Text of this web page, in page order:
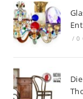
/ 0